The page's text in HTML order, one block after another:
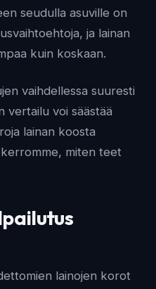
seudulla asuville on
ja lainan
kuin koskaan.
vaihdellessa suuresti
vertailu voi säästää
lainan koosta
miten teet
lainojen korot